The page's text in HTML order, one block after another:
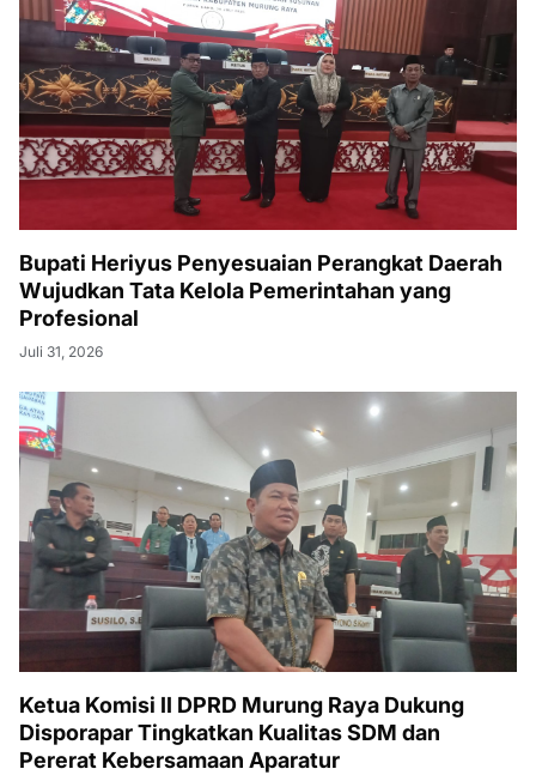
Bupati Heriyus Penyesuaian Perangkat Daerah
Wujudkan Tata Kelola Pemerintahan yang
Profesional
Juli 31, 2026
Ketua Komisi II DPRD Murung Raya Dukung
Disporapar Tingkatkan Kualitas SDM dan
Pererat Kebersamaan Aparatur